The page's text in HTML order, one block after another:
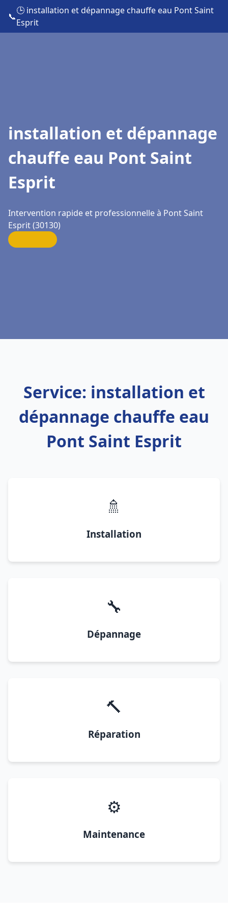
📞
🕒 installation et dépannage chauffe eau Pont Saint
Esprit
installation et dépannage
chauffe eau Pont Saint
Esprit
Intervention rapide et professionnelle à Pont Saint
Esprit (30130)
Service: installation et
dépannage chauffe eau
Pont Saint Esprit
🚿
Installation
🔧
Dépannage
🔨
Réparation
⚙️
Maintenance